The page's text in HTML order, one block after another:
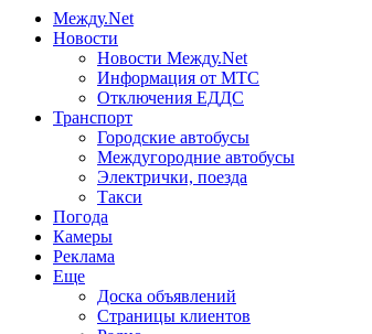
Между.Net
Новости
Новости Между.Net
Информация от МТС
Отключения ЕДДС
Транспорт
Городские автобусы
Междугородние автобусы
Электрички, поезда
Такси
Погода
Камеры
Реклама
Еще
Доска объявлений
Страницы клиентов